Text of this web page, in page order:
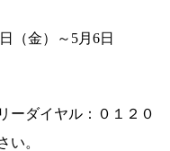
（金）～5月6日
ーダイヤル：０１２０
い。